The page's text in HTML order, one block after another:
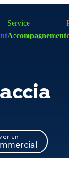
Service
Accompagnement
un